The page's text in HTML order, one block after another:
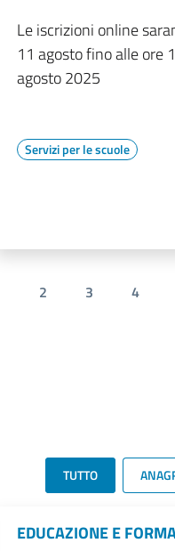
Le iscrizioni online
11 agosto fino alle ore
agosto 2025
Servizi per le scuole
2 3 4
TUTTO
EDUCAZIONE E